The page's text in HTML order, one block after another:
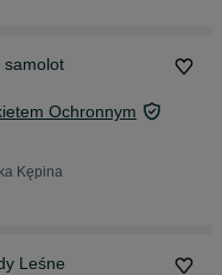
samolot
Ochronnym
Kępina
Leśne